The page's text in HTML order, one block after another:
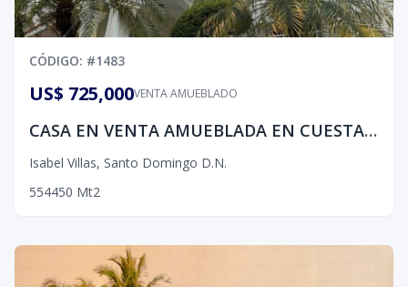
CÓDIGO: #1483
VENTA AMUEBLADO
US$ 725,000
CASA EN VENTA AMUEBLADA EN CUESTA HERMOSA III , ISABEL VILLA
Isabel Villas, Santo Domingo D.N.
554450 Mt2